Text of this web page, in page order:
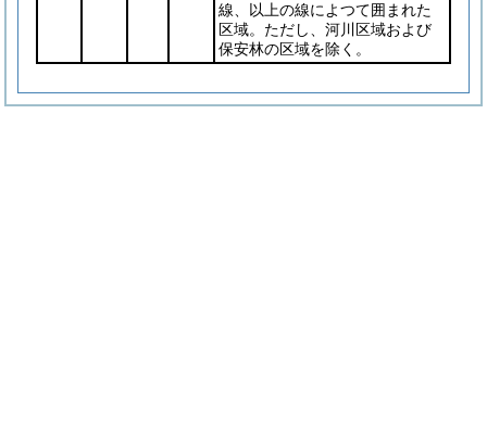
線、以上の線によつて囲まれた
区域。ただし、河川区域および
保安林の区域を除く。